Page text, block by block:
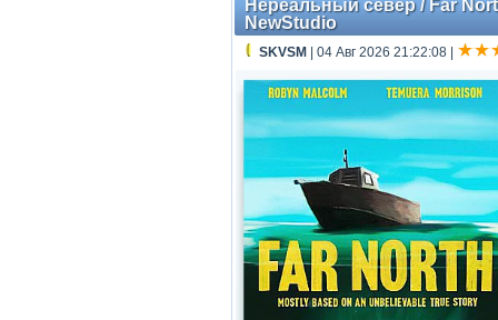
Нереальный север / Far
NewStudio
SKVSM | 04 Авг 2026 21:22:08